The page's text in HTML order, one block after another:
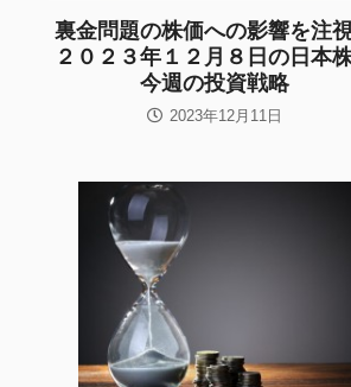
裏金問題の株価への影響を注
２０２３年１２月８日の日本
今週の投資戦略
2023年12月11日